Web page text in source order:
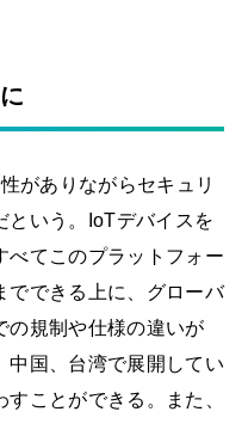
がありながらセキュリ
という。IoTデバイスを
べてこのプラットフォー
でできる上に、グローバ
の規制や仕様の違いが
中国、台湾で展開してい
ことができる。また、